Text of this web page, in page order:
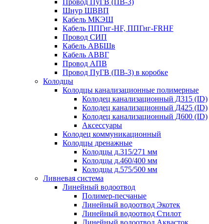
Шнур ШВВП
Кабель МКЭШ
Кабель ППГнг-HF, ППГнг-FRHF
Провод СИП
Кабель АВБШв
Кабель АВВГ
Провод АПВ
Провод ПуГВ (ПВ-3) в коробке
Колодцы
Колодцы канализационные полимерные
Колодец канализационный Д315 (ID)
Колодец канализационный Д425 (ID)
Колодец канализационный Д600 (ID)
Аксессуары
Колодец коммуникационный
Колодцы дренажные
Колодцы д.315/271 мм
Колодцы д.460/400 мм
Колодцы д.575/500 мм
Ливневая система
Линейный водоотвод
Полимер-песчаные
Линейный водоотвод Экотек
Линейный водоотвод Стилот
Линейный водоотвод Аквасток